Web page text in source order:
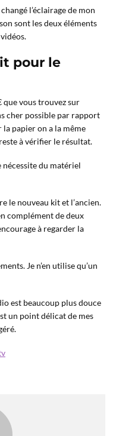
l’éclairage de mon
sont les deux éléments
pour le
que vous trouvez sur
cher possible par rapport
la papier on a la même
à vérifier le résultat.
nécessite du matériel
le nouveau kit et l’ancien.
complément de deux
à regarder la
Je n’en utilise qu’un
est beaucoup plus douce
un point délicat de mes